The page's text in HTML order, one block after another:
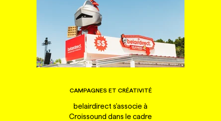
CAMPAGNES ET CRÉATIVITÉ
belairdirect s'associe à
Croissound dans le cadre